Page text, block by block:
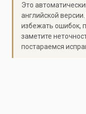
Это
английской
избежать ошибок,
заметите
постараемся